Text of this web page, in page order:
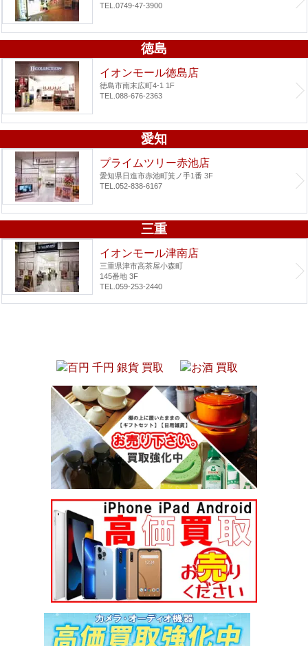
TEL.0749-47-3900
徳島
イオンモール徳島店
徳島市南末広町4-1 1F
TEL.088-676-2363
愛知
プライムツリー赤池店
愛知県日進市赤池町箕ノ手1番 3F
TEL.052-838-6167
三重
イオンモール津南店
三重県津市高茶屋小森町
145番地 3F
TEL.059-253-2440